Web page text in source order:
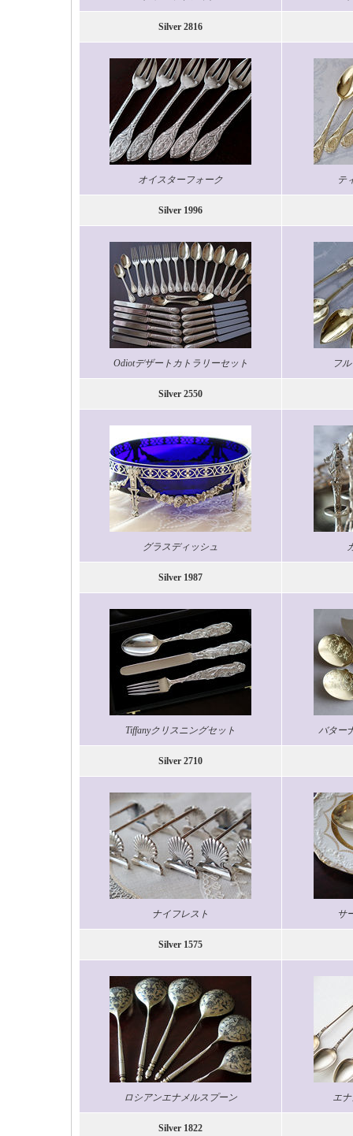
Silver 2816
オイスターフォーク テ
Silver 1996
Odiotデザートカトラリーセット フ
Silver 2550
グラスディッシュ
Silver 1987
Tiffanyクリスニングセット バター
Silver 2710
ナイフレスト サ
Silver 1575
ロシアンエナメルスプーン エ
Silver 1822